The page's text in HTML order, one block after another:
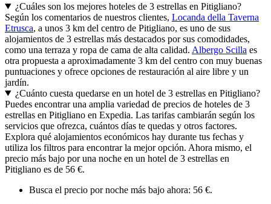
¿Cuáles son los mejores hoteles de 3 estrellas en Pitigliano?
Según los comentarios de nuestros clientes, Locanda della Taverna
Etrusca, a unos 3 km del centro de Pitigliano, es uno de sus
alojamientos de 3 estrellas más destacados por sus comodidades,
como una terraza y ropa de cama de alta calidad. Albergo Scilla es
otra propuesta a aproximadamente 3 km del centro con muy buenas
puntuaciones y ofrece opciones de restauración al aire libre y un
jardín.
¿Cuánto cuesta quedarse en un hotel de 3 estrellas en Pitigliano?
Puedes encontrar una amplia variedad de precios de hoteles de 3
estrellas en Pitigliano en Expedia. Las tarifas cambiarán según los
servicios que ofrezca, cuántos días te quedas y otros factores.
Explora qué alojamientos económicos hay durante tus fechas y
utiliza los filtros para encontrar la mejor opción. Ahora mismo, el
precio más bajo por una noche en un hotel de 3 estrellas en
Pitigliano es de 56 €.
Busca el precio por noche más bajo ahora: 56 €.